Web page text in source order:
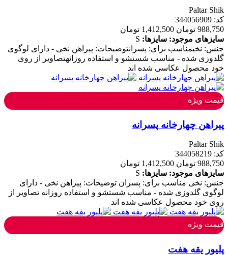
Paltar Shik
کد: 344056909
988,750 تومان
1,412,500 تومان
سایزهای موجود: سایزها: S
جنس: نخیمناسب برای: پسرانتوضیحات: پیراهن نخی - دارای لوگوی
گلدوزی شده - مناسب شستشو و استفاده روزانهتصاویر از روی
خود محصول عکاسی شده اند
قیمت ویژه
پیراهن چهارخانه پسرانه
Paltar Shik
کد: 344058219
988,750 تومان
1,412,500 تومان
سایزهای موجود: سایزها: S
جنس: نخی مناسب برای: پسران توضیحات: پیراهن نخی - دارای
لوگوی گلدوزی شده - مناسب شستشو و استفاده روزانه تصاویر از
روی خود محصول عکاسی شده اند
قیمت ویژه
پلیور یقه هفت